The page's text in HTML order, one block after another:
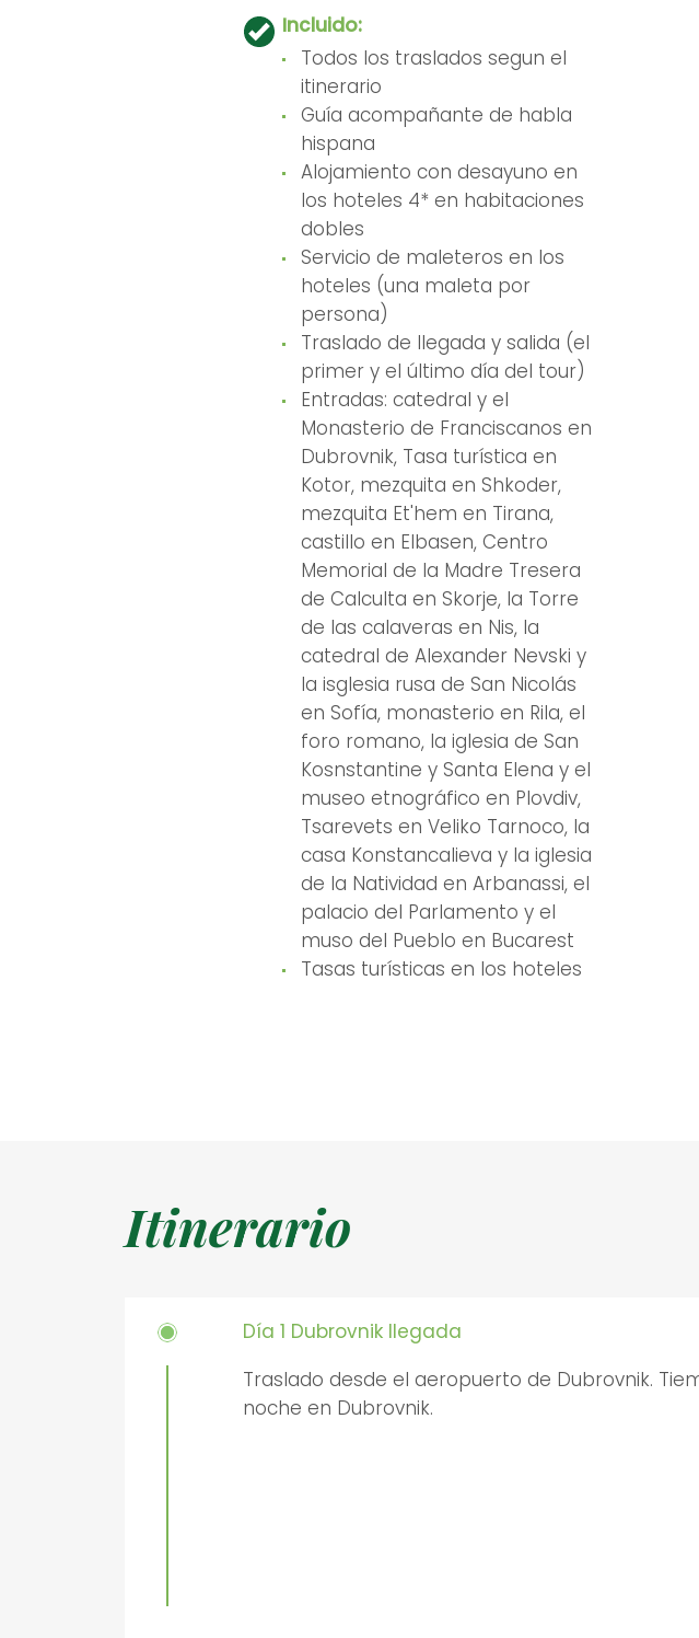
Incluido:
Todos los traslados segun el
itinerario
Guía acompañante de habla
hispana
Alojamiento con desayuno en
los hoteles 4* en habitaciones
dobles
Servicio de maleteros en los
hoteles (una maleta por
persona)
Traslado de llegada y salida (el
primer y el último día del tour)
Entradas: catedral y el
Monasterio de Franciscanos en
Dubrovnik, Tasa turística en
Kotor, mezquita en Shkoder,
mezquita Et'hem en Tirana,
castillo en Elbasen, Centro
Memorial de la Madre Tresera
de Calculta en Skorje, la Torre
de las calaveras en Nis, la
catedral de Alexander Nevski y
la isglesia rusa de San Nicolás
en Sofía, monasterio en Rila, el
foro romano, la iglesia de San
Kosnstantine y Santa Elena y el
museo etnográfico en Plovdiv,
Tsarevets en Veliko Tarnoco, la
casa Konstancalieva y la iglesia
de la Natividad en Arbanassi, el
palacio del Parlamento y el
muso del Pueblo en Bucarest
Tasas turísticas en los hoteles
Itinerario
Día 1 Dubrovnik llegada
Traslado desde el aeropuerto de Dubrovnik.
noche en Dubrovnik.